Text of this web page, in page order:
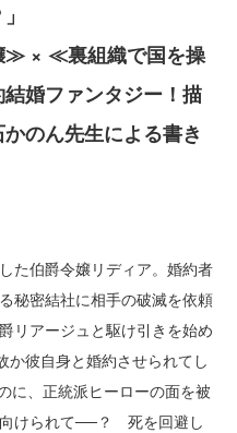
≫ × ≪裏組織で国を操
婚ファンタジー！描
のん先生による書き
た伯爵令嬢リディア。婚約者
秘密結社に相手の破滅を依頼
リアージュと駆け引きを始め
か彼自身と婚約させられてし
、正統派ヒーローの面を被
けられて──？ 死を回避し